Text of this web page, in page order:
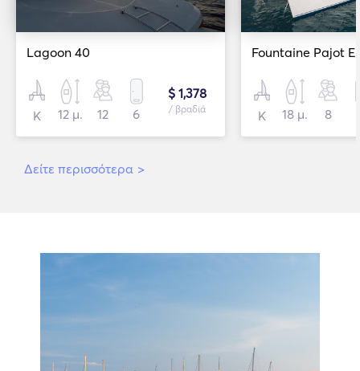
Lagoon 40
Κ 12 μ. 12 6
$ 1,378
/ βραδιά Κ 18 μ. 8
Δείτε περισσότερα >